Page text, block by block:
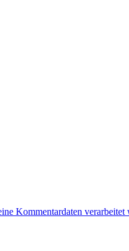
Kommentardaten verarbeitet